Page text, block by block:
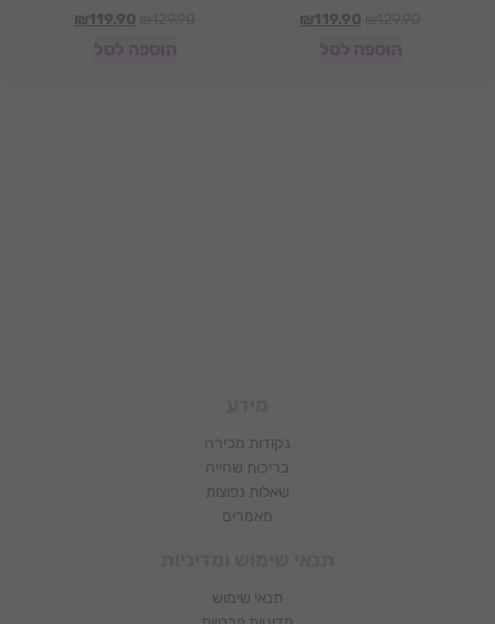
₪119.90
₪119.90
נקודות מכירה
בריכות שחייה
שאלות נפוצות
מאמרים
תנאי שימוש